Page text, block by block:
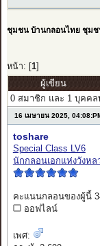
ชุมชน บ้านกลอนไทย ชุม
หน้า: [ 1]
ผู้เขียน
0 สมาชิก และ 1 บุคค
16 เมษายน 2025,
toshare
Special Class LV6
นักกลอนเอกแห่งวังหล
คะแนนกลอนของผู้นี้
ออฟไลน์
เพศ: